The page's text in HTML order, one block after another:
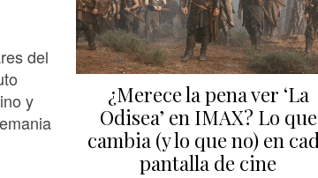
del
y
¿Merece la pena ver ‘La
Odisea’ en IMAX? Lo que
cambia (y lo que no) en
pantalla de cine